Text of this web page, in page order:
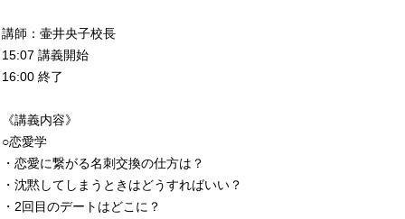
講師：壷井央子校長
15:07 講義開始
16:00 終了
《講義内容》
○恋愛学
・恋愛に繋がる名刺交換の仕方は？
・沈黙してしまうときはどうすればいい？
・2回目のデートはどこに？